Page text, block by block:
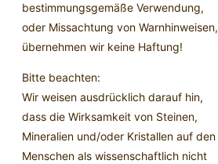
bestimmungsgemäße Verwendung,
oder Missachtung von Warnhinweisen,
übernehmen wir keine Haftung!
Bitte beachten:
Wir weisen ausdrücklich darauf hin,
dass die Wirksamkeit von Steinen,
Mineralien und/oder Kristallen auf den
Menschen als wissenschaftlich nicht